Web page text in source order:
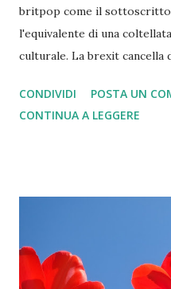
britpop come il
l'equivalente di una
culturale. La brexit cancella
oltre Manica. Detto questo
maiuscola potrebbe essere
importante. Detto questo
preoccupato per un Paese
CONDIVIDI
POSTA UN
CONTINUA A LEGGERE